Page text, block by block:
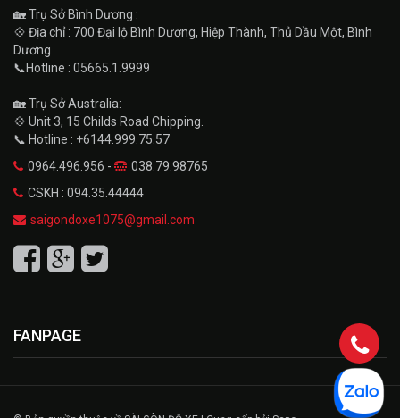
🏡 Trụ Sở Bình Dương :
💠 Địa chỉ : 700 Đại lộ Bình Dương, Hiệp Thành, Thủ Dầu Một, Bình
Dương
📞Hotline : 05665.1.9999
🏡 Trụ Sở Australia:
💠 Unit 3, 15 Childs Road Chipping.
📞 Hotline : +6144.999.75.57
0964.496.956 -
038.79.98765
CSKH : 094.35.44444
saigondoxe1075@gmail.com
FANPAGE